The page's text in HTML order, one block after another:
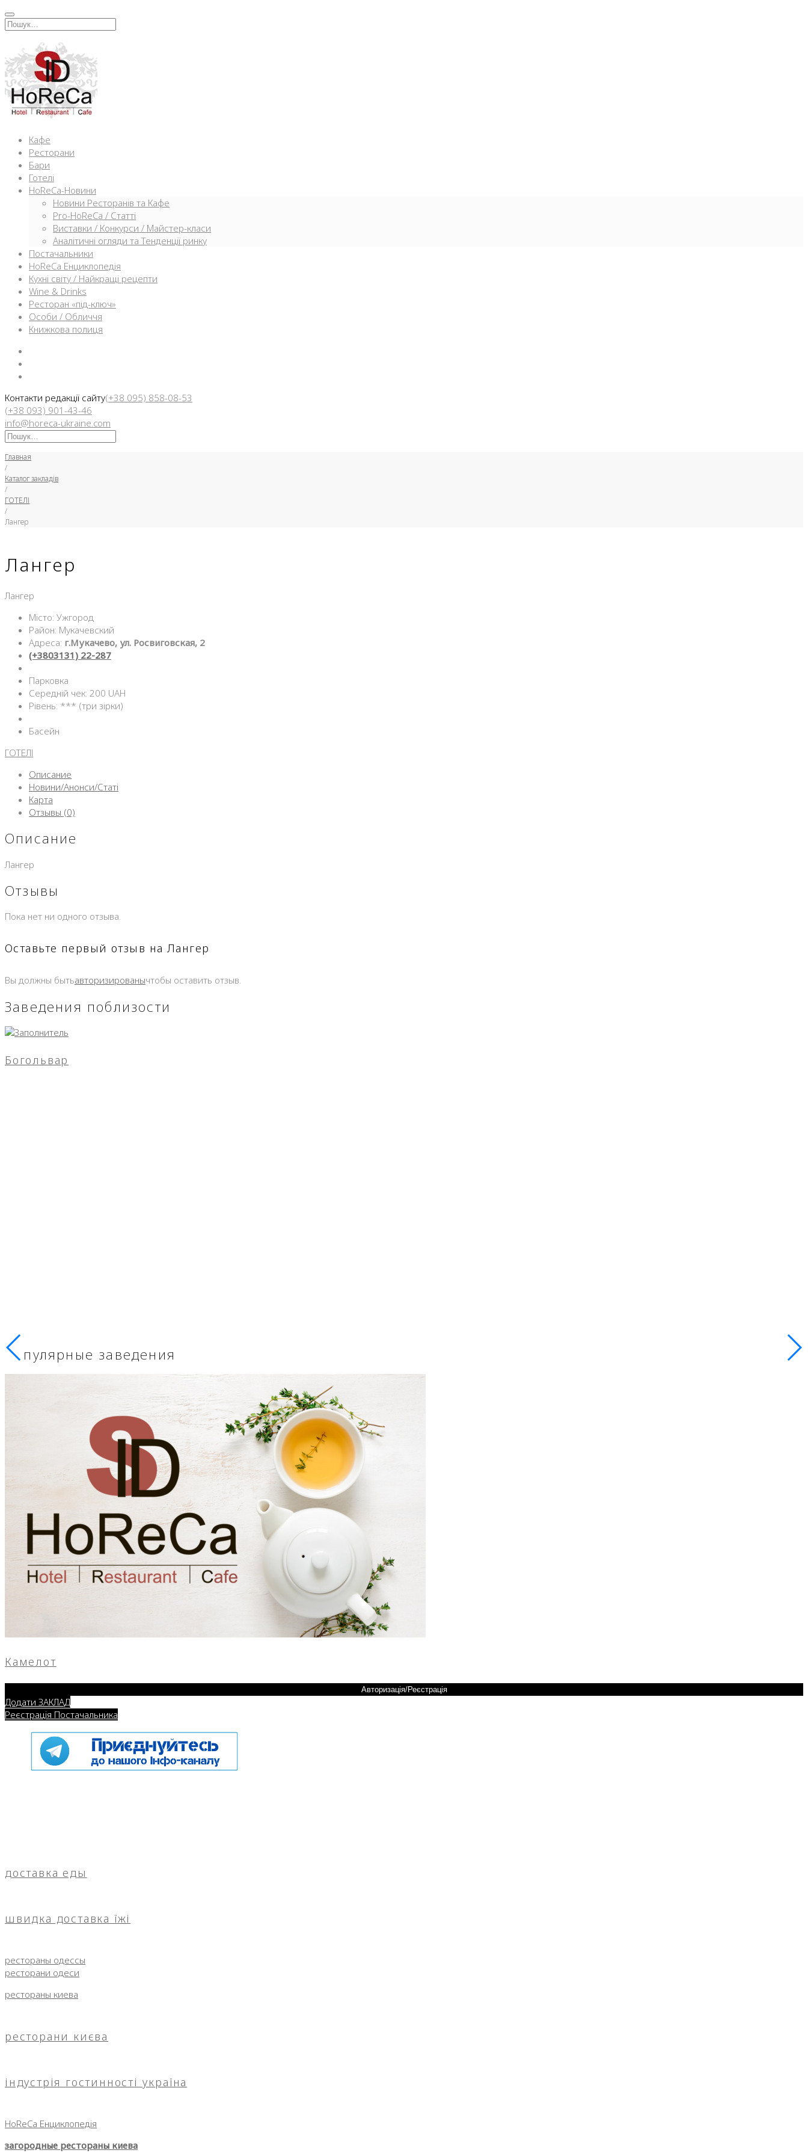
Перейти
кИскать:
Кафе
Ресторани
Бари
Готелі
HoReCa-Новини
Новини Ресторанів та Кафе
Pro-HoReCa / Статті
Виставки / Конкурси / Майстер-класи
Аналітичні огляди та Тенденції ринку
Постачальники
HoReCa Енциклопедія
Кухні світу / Найкращі рецепти
Wine & Drinks
Ресторан «під-ключ»
Особи / Обличчя
Книжкова полиця
Контакти редакції сайту(+38 095) 858-08-53
(+38 093) 901-43-46
info@horeca-ukraine.com
Искать:
Главная
/
Каталог закладів
/
ГОТЕЛІ
/
Лангер
Лангер
Лангер
Місто: Ужгород
Район: Мукачевский
Адреса: г.Мукачево, ул. Росвиговская, 2
(+3803131) 22-287
Парковка
Середній чек: 200 UAH
Рівень: *** (три зірки)
Басейн
ГОТЕЛІ
Описание
Новини/Анонси/Статі
Карта
Отзывы (0)
Описание
Лангер
Отзывы
Пока нет ни одного отзыва.
Оставьте первый отзыв на Лангер
Вы должны бытьавторизированычтобы оставить отзыв.
Заведения поблизости
Богольвар
Популярные заведения
Камелот
Авторизація/Реєстрація
Додати ЗАКЛАД
Реєстрація Постачальника
доставка еды
швидка доставка їжі
рестораны одессы
ресторани одеси
рестораны киева
ресторани києва
індустрія гостинності україна
HoReCa Енциклопедія
загородные рестораны киева